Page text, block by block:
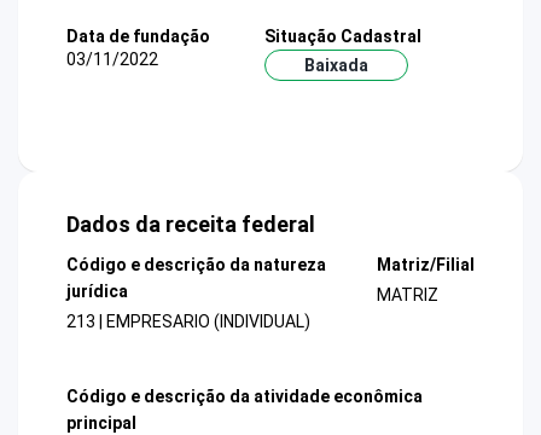
Data de fundação
03/11/2022
Situação Cadastral
Baixada
Dados da receita federal
Código e descrição da natureza
jurídica
213 | EMPRESARIO (INDIVIDUAL)
Matriz/Filial
MATRIZ
Código e descrição da atividade econômica
principal